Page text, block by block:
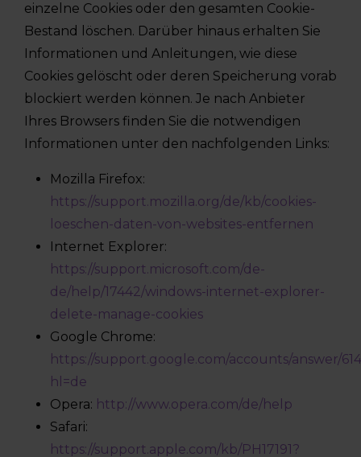
einzelne Cookies oder den gesamten Cookie-
Bestand löschen. Darüber hinaus erhalten Sie
Informationen und Anleitungen, wie diese
Cookies gelöscht oder deren Speicherung vorab
blockiert werden können. Je nach Anbieter
Ihres Browsers finden Sie die notwendigen
Informationen unter den nachfolgenden Links:
Mozilla Firefox:
https://support.mozilla.org/de/kb/cookies-
loeschen-daten-von-websites-entfernen
Internet Explorer:
https://support.microsoft.com/de-
de/help/17442/windows-internet-explorer-
delete-manage-cookies
Google Chrome:
https://support.google.com/accounts/answer/
hl=de
Opera: http://www.opera.com/de/help
Safari:
https://support.apple.com/kb/PH17191?